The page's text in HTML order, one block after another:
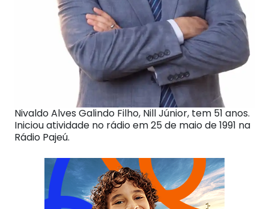
Nivaldo Alves Galindo Filho, Nill Júnior, tem 51 anos.
Iniciou atividade no rádio em 25 de maio de 1991 na
Rádio Pajeú.